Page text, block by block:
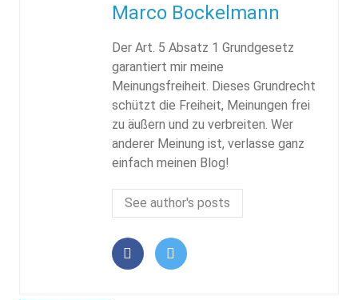
Marco Bockelmann
Der Art. 5 Absatz 1 Grundgesetz
garantiert mir meine
Meinungsfreiheit. Dieses Grundrecht
schützt die Freiheit, Meinungen frei
zu äußern und zu verbreiten. Wer
anderer Meinung ist, verlasse ganz
einfach meinen Blog!
See author's posts